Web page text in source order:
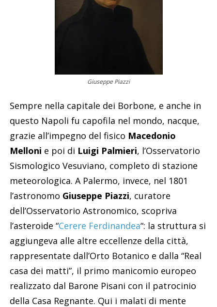
Giuseppe Piazzi
Sempre nella capitale dei Borbone, e anche in
questo Napoli fu capofila nel mondo, nacque,
grazie all’impegno del fisico Macedonio
Melloni e poi di Luigi Palmieri, l’Osservatorio
Sismologico Vesuviano, completo di stazione
meteorologica. A Palermo, invece, nel 1801
l’astronomo Giuseppe Piazzi, curatore
dell’Osservatorio Astronomico, scopriva
l’asteroide “Cerere Ferdinandea“: la struttura si
aggiungeva alle altre eccellenze della città,
rappresentate dall’Orto Botanico e dalla “Real
casa dei matti”, il primo manicomio europeo
realizzato dal Barone Pisani con il patrocinio
della Casa Regnante. Qui i malati di mente